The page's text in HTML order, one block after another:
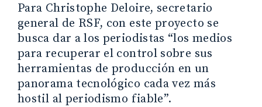
Para Christophe Deloire, secretario
general de RSF, con este proyecto se
busca dar a los periodistas “los medios
para recuperar el control sobre sus
herramientas de producción en un
panorama tecnológico cada vez más
hostil al periodismo fiable”.